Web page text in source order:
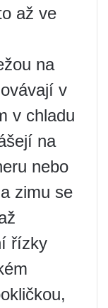
až ve
na
v
v chladu
na
nebo
zimu se
řízky